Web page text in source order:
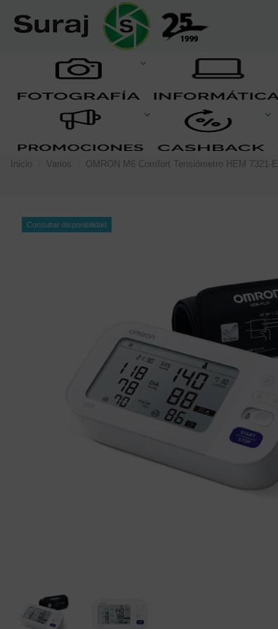
Inicio Varios OMRON M6 Comfort Tensiómetro HEM 7321-E
Consultar disponibilidad